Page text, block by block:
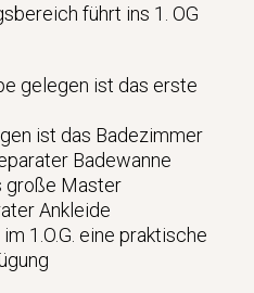
führt ins 1. OG
gelegen ist das erste
ist das Badezimmer
Badewanne
große Master
Ankleide
1.O.G. eine praktische